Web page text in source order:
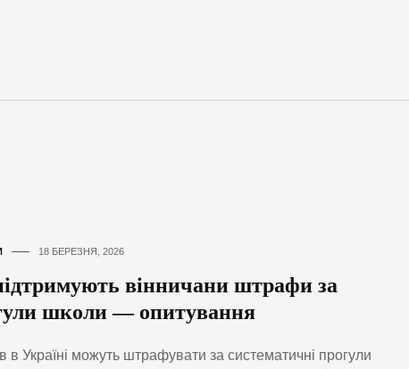
18 БЕРЕЗНЯ, 2026
вінничани штрафи за
школи — опитування
в Україні можуть штрафувати за систематичні прогули